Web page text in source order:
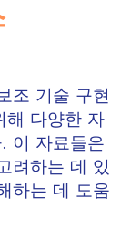
조 기술 구현
해 다양한 자
이 자료들은
려하는 데 있
하는 데 도움